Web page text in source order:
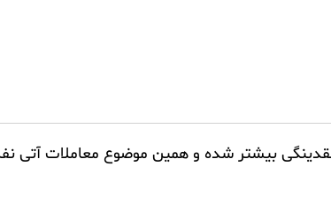
بیشتر شده و همین موضوع معاملات آتی